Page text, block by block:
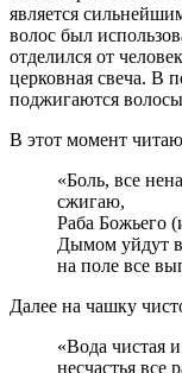
является
волос был
отделился от
церковная свеча. В
поджигаются
В этот момент
«Боль, все
сжигаю,
Раба Божьего
Дымом уйдут
на поле все
Далее на чашку
«Вода чистая
несчастья все